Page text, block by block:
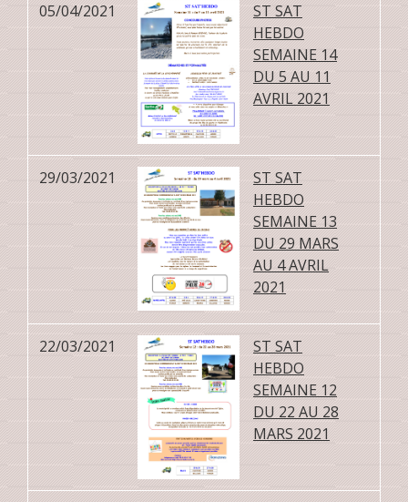
05/04/2021
ST SAT
HEBDO
SEMAINE 14
DU 5 AU 11
AVRIL 2021
29/03/2021
ST SAT
HEBDO
SEMAINE 13
DU 29 MARS
AU 4 AVRIL
2021
22/03/2021
ST SAT
HEBDO
SEMAINE 12
DU 22 AU 28
MARS 2021